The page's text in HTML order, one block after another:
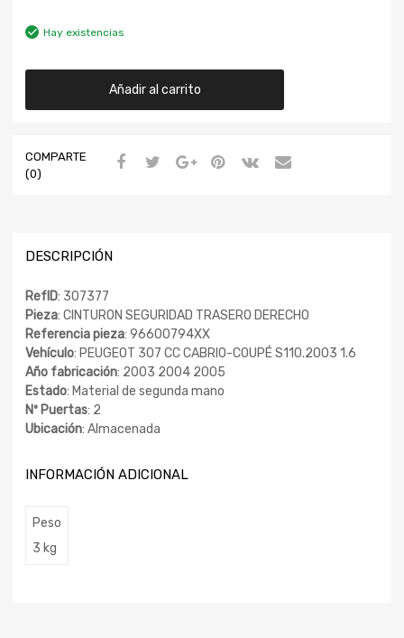
Hay existencias
Añadir al carrito
COMPARTE
(0)
DESCRIPCIÓN
RefID: 307377
Pieza: CINTURON SEGURIDAD TRASERO DERECHO
Referencia pieza: 96600794XX
Vehículo: PEUGEOT 307 CC CABRIO-COUPÉ S110.2003 1.6
Año fabricación: 2003 2004 2005
Estado: Material de segunda mano
Nº Puertas: 2
Ubicación: Almacenada
INFORMACIÓN ADICIONAL
Peso
3 kg